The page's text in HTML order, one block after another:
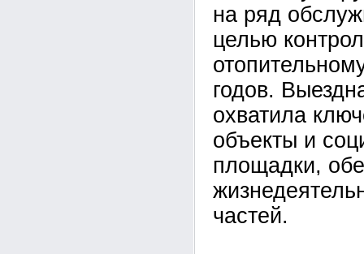
на ряд
целью
годов.
охватила
объекты и
площадки,
частей.